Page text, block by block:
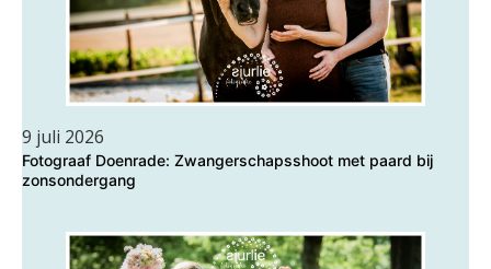
9 juli 2026
Fotograaf Doenrade: Zwangerschapsshoot met paard bij
zonsondergang